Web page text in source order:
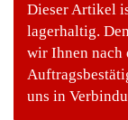
Dieser Artikel
lagerhaltig.
wir Ihnen nach
uns in